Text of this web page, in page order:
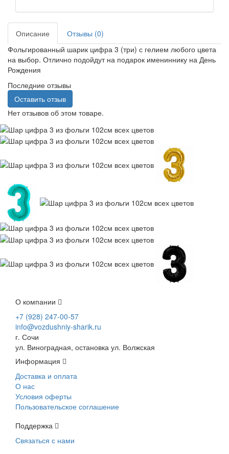
Описание
Отзывы (0)
Фольгированный шарик цифра 3 (три) с гелием любого цвета
на выбор. Отлично подойдут на подарок имениннику на День
Рождения
Последние отзывы
Оставить отзыв
Нет отзывов об этом товаре.
О компании
+7 (928) 247-00-57
info@vozdushniy-sharik.ru
г. Сочи
ул. Виноградная, остановка ул. Волжская
Информация
Доставка и оплата
О нас
Условия оферты
Пользовательское соглашение
Поддержка
Связаться с нами